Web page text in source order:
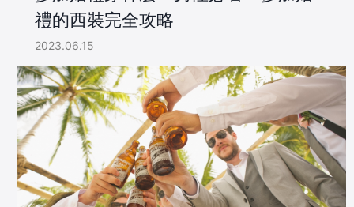
禮的西裝完全攻略
2023.06.15